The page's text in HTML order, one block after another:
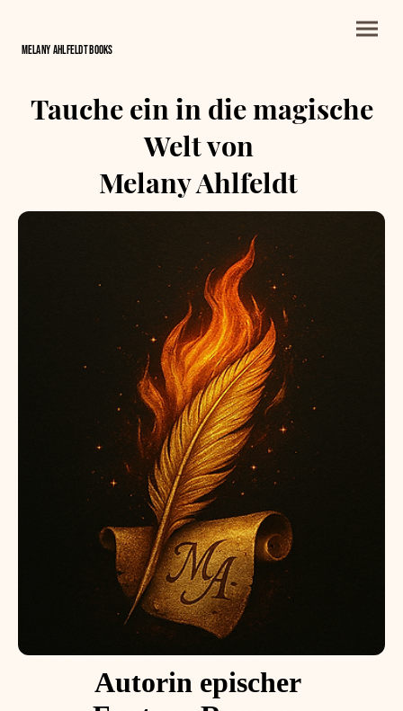
Melany Ahlfeldt BOOKS
Tauche ein in die magische
Welt von
Melany Ahlfeldt
Autorin epischer